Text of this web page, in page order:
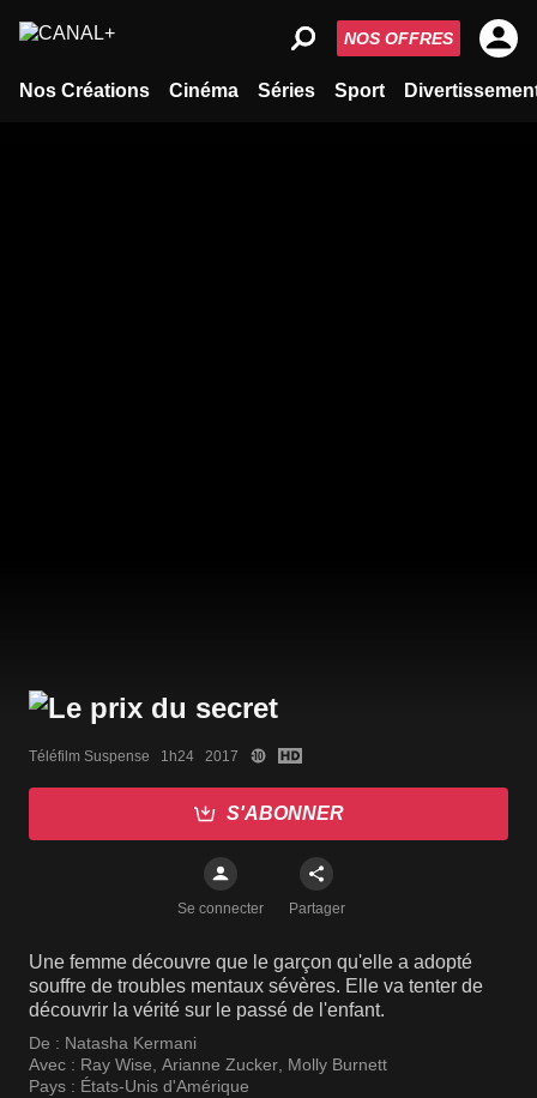
Nos Créations Cinéma Séries Sport
NOS OFFRES
Téléfilm Suspense   1h24   2017
S'ABONNER
Se connecter Partager
Une femme découvre que le garçon qu'elle a adopté
souffre de troubles mentaux sévères. Elle va tenter de
découvrir la vérité sur le passé de l'enfant.
De : Natasha Kermani
Avec : Ray Wise, Arianne Zucker, Molly Burnett
Pays : États-Unis d'Amérique